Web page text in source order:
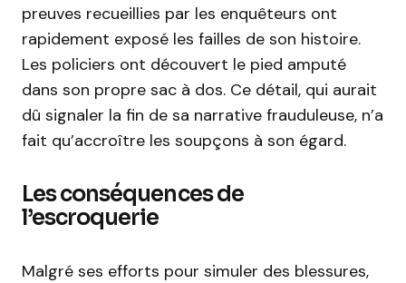
preuves recueillies par les enquêteurs ont
rapidement exposé les failles de son histoire.
Les policiers ont découvert le pied amputé
dans son propre sac à dos. Ce détail, qui aurait
dû signaler la fin de sa narrative frauduleuse, n’a
fait qu’accroître les soupçons à son égard.
Les conséquences de
l’escroquerie
Malgré ses efforts pour simuler des blessures,